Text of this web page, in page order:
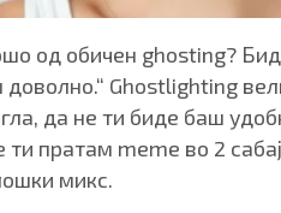
од обичен ghosting?
доволно.“ Ghostlighting
да не ти биде баш
ти пратам meme во 2
микс.